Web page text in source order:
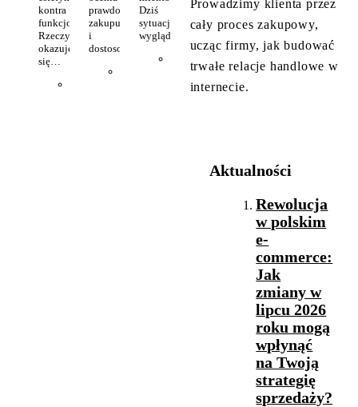
Prowadzimy klienta przez
cały proces zakupowy,
ucząc firmy, jak budować
trwałe relacje handlowe w
internecie.
kontra
funkcjonalność.
Rzeczywistość
okazuje
się…
prawdopodobieństwo
zakupu
i
dostosowuje…
Dziś
sytuacja
wygląda…
24
lipca
2026
Aktualności
Rewolucja
w polskim
e-
commerce:
Jak
zmiany w
lipcu 2026
roku mogą
wpłynąć
na Twoją
strategię
sprzedaży?